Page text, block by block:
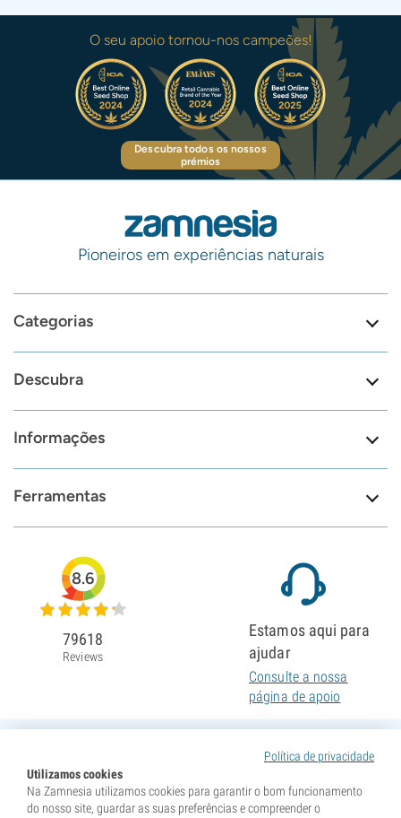
O seu apoio tornou-nos campeões!
Descubra todos os nossos
prémios
Pioneiros em experiências naturais
Categorias
Descubra
Informações
Ferramentas
Política de privacidade
Utilizamos cookies
Na Zamnesia utilizamos cookies para garantir o bom funcionamento
do nosso site, guardar as suas preferências e compreender o
8.6
79618
Reviews
Estamos aqui para
ajudar
Consulte a nossa
página de apoio